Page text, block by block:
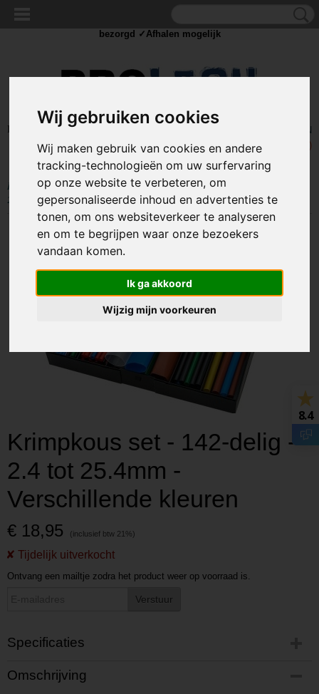
Wij gebruiken cookies
Wij maken gebruik van cookies en andere
tracking-technologieën om uw surfervaring
op onze website te verbeteren, om
gepersonaliseerde inhoud en advertenties te
tonen, om ons websiteverkeer te analyseren
en om te begrijpen waar onze bezoekers
vandaan komen.
Ik ga akkoord
Wijzig mijn voorkeuren
Inloggen Registreren
UW WINKELWAGEN
Geen producten
(0)
Home >SOLDEER>Krimpkous >Krimpkous set - 142-delig - 2.4 tot
25.4mm - Verschillende kleuren
Krimpkous set - 142-delig -
2.4 tot 25.4mm -
Verschillende kleuren
€ 18,95
Ontvang een mailtje zodra het product weer op voorraad is.
Verstuur
Specificaties
Productcode
P202111231017
Omschrijving
bezorgd ✓Afhalen mogelijk
8.4